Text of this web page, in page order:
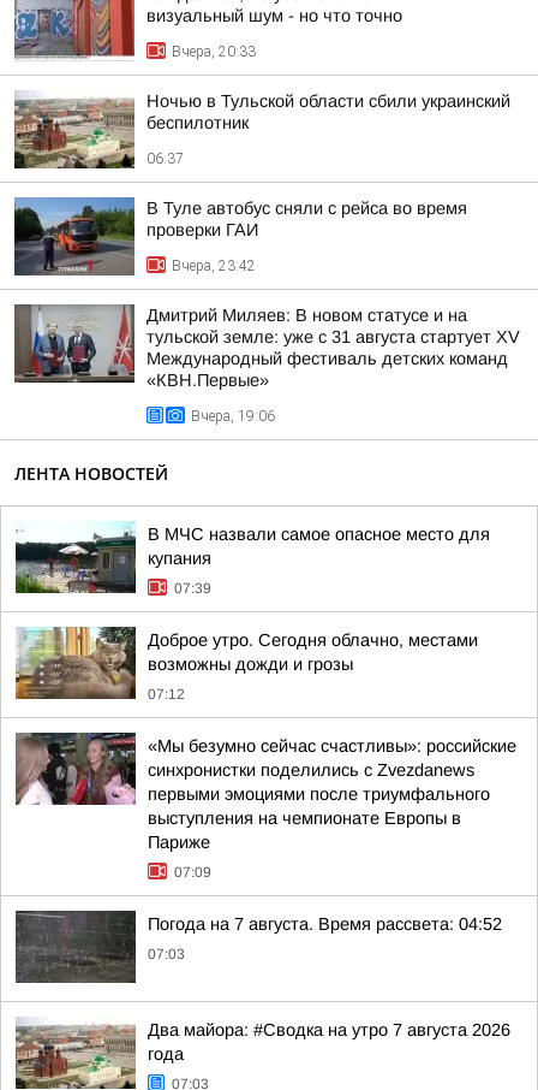
визуальный шум - но что точно
Вчера, 20:33
Ночью в Тульской области сбили украинский
беспилотник
06:37
В Туле автобус сняли с рейса во время
проверки ГАИ
Вчера, 23:42
Дмитрий Миляев: В новом статусе и на
тульской земле: уже с 31 августа стартует XV
Международный фестиваль детских команд
«КВН.Первые»
Вчера, 19:06
ЛЕНТА НОВОСТЕЙ
В МЧС назвали самое опасное место для
купания
07:39
Доброе утро. Сегодня облачно, местами
возможны дожди и грозы
07:12
«Мы безумно сейчас счастливы»: российские
синхронистки поделились с Zvezdanews
первыми эмоциями после триумфального
выступления на чемпионате Европы в
Париже
07:09
Погода на 7 августа. Время рассвета: 04:52
07:03
Два майора: #Сводка на утро 7 августа 2026
года
07:03